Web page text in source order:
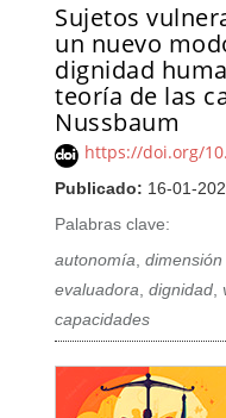
Sujetos
un nuevo
dignidad
teoría de las
Nussbaum
https://doi.org/
Publicado: 16-01-
Palabras clave:
autonomía,
evaluadora,dignidad,
capacidades
Barra lateral